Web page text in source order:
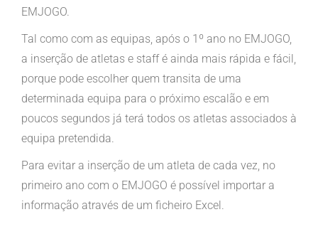
EMJOGO.
Tal como com as equipas, após o 1º ano no EMJOGO,
a inserção de atletas e staff é ainda mais rápida e fácil,
porque pode escolher quem transita de uma
determinada equipa para o próximo escalão e em
poucos segundos já terá todos os atletas associados à
equipa pretendida.
Para evitar a inserção de um atleta de cada vez, no
primeiro ano com o EMJOGO é possível importar a
informação através de um ficheiro Excel.